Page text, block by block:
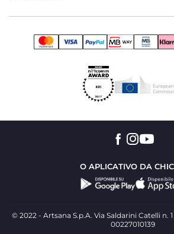
O APLICATIVO DA
© 2022 - Artsana S.p.A. Via Saldarini Catelli n.
00227010139